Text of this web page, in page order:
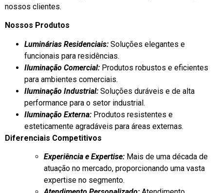
nossos clientes.
Nossos Produtos
Luminárias Residenciais: Soluções elegantes e
funcionais para residências.
Iluminação Comercial: Produtos robustos e eficientes
para ambientes comerciais.
Iluminação Industrial: Soluções duráveis e de alta
performance para o setor industrial.
Iluminação Externa: Produtos resistentes e
esteticamente agradáveis para áreas externas.
Diferenciais Competitivos
Experiência e Expertise: Mais de uma década de
atuação no mercado, proporcionando uma vasta
expertise no segmento.